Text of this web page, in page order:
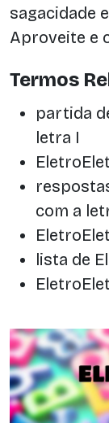
sagacidade
Aproveite e
Termos
partida
letra I
com a
lista de